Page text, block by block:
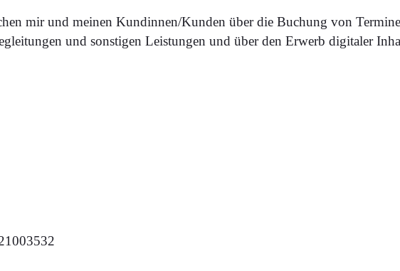
mir und meinen Kundinnen/Kunden über die Buchung von
und sonstigen Leistungen und über den Erwerb digitaler